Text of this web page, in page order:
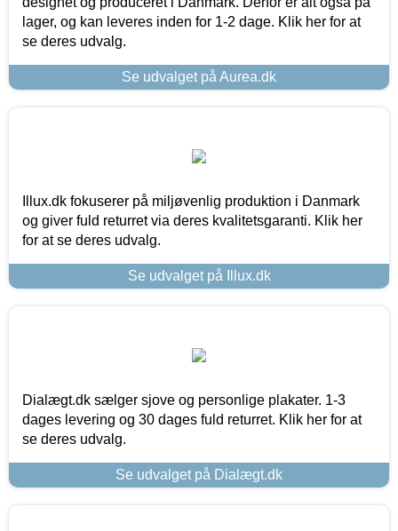
lager, og kan leveres inden for 1-2 dage. Klik her for at
se deres udvalg.
Se udvalget på Aurea.dk
Illux.dk fokuserer på miljøvenlig produktion i Danmark
og giver fuld returret via deres kvalitetsgaranti. Klik her
for at se deres udvalg.
Se udvalget på Illux.dk
Dialægt.dk sælger sjove og personlige plakater. 1-3
dages levering og 30 dages fuld returret. Klik her for at
se deres udvalg.
Se udvalget på Dialægt.dk